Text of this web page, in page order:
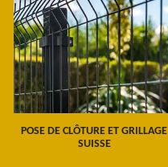
POSE DE CLÔTURE ET GRILLAGE
SUISSE